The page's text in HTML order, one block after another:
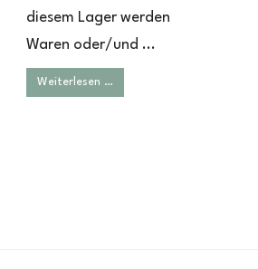
diesem Lager werden
Waren oder/und ...
Weiterlesen …